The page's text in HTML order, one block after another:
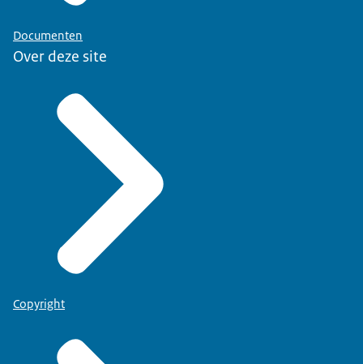
Documenten
Over deze site
Copyright